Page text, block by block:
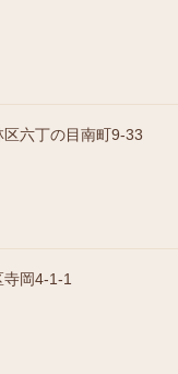
六丁の目南町9-33
岡4-1-1